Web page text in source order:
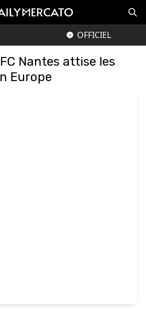
OFFICIEL
Nantes attise les
Europe